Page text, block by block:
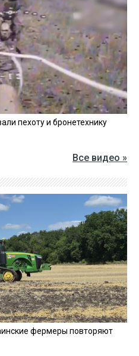
пехоту и бронетехнику
Все видео »
фермеры повторяют